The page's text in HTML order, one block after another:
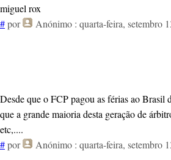
miguel rox
#por Anónimo : quarta-feira, setembro
Desde que o FCP pagou as férias ao
que a grande maioria desta geração de
etc,....
#por Anónimo : quarta-feira, setembro